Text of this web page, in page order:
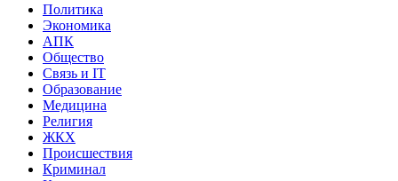
Политика
Экономика
АПК
Общество
Связь и IT
Образование
Медицина
Религия
ЖКХ
Происшествия
Криминал